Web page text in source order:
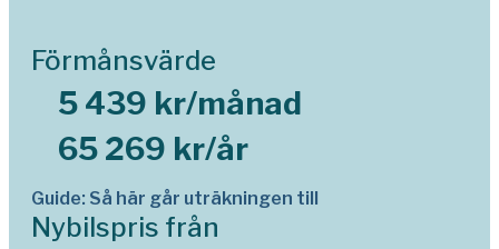
Förmånsvärde
5 439 kr/månad
65 269 kr/år
Guide: Så här går uträkningen till
Nybilspris från